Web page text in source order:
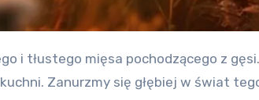
Zanurzmy się głębiej w świat